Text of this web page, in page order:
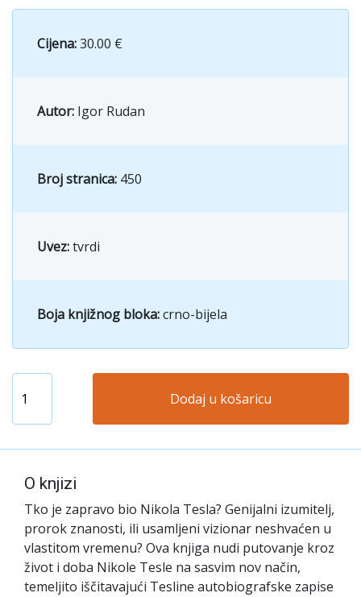
Cijena:30.00 €
Autor: Igor Rudan
Broj stranica: 450
Uvez:tvrdi
Boja knjižnog bloka:crno-bijela
Dodaj u košaricu
O knjizi
Tko je zapravo bio Nikola Tesla? Genijalni izumitelj,
prorok znanosti, ili usamljeni vizionar neshvaćen u
vlastitom vremenu? Ova knjiga nudi putovanje kroz
život i doba Nikole Tesle na sasvim nov način,
temeljito iščitavajući Tesline autobiografske zapise